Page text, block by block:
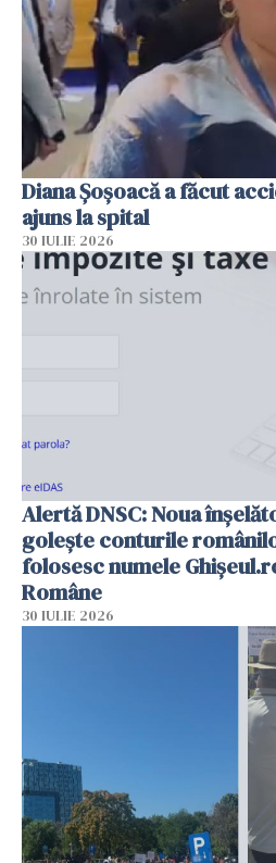
Diana Șoșoacă a făcut
ajuns la spital
30 IULIE 2026
Alertă DNSC: Noua
golește conturile
folosesc numele
Române
30 IULIE 2026